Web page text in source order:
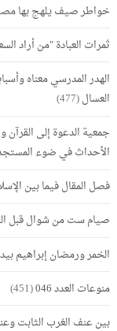
خواطر صيف يلهج بها
ثمرات العبادة "من أراد
الهدر المدرسي معناه
العسال(477)
جمعية الدعوة إلى
الأحداث في ضوء
فصل المقال فيما بين
صيام ست من شوال قبل
الخمر ورمضان إبراهيم
منوعات العدد 046
(451)
بين عنف الغرب الثابت